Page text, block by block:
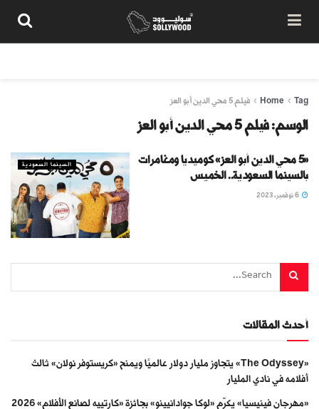
Home Tag فيلم 5 محي الدين أبو العز
الوسم:فيلم 5 محي الدين أبو العز
السينما السعودية
«5 محي الدين أبو العز» كوميديا ومغامرات
بالسينما السعودية.. الخميس
أحدث المقالات
«The Odyssey» يتجاوز مليار دولار عالميًا ويمنح «كريستوفر نولان» ثالث
أفلامه في نادي المليار
«مهرجان فينيسيا» يكرّم «لوكا جوادانيينو» بجائزة «كارتييه لصانع الأفلام» 2026